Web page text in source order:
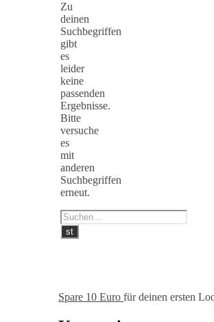
Zu
deinen
Suchbegriffen
gibt
es
leider
keine
passenden
Ergebnisse.
Bitte
versuche
es
mit
anderen
Suchbegriffen
erneut.
Spare 10 Euro für deinen ersten